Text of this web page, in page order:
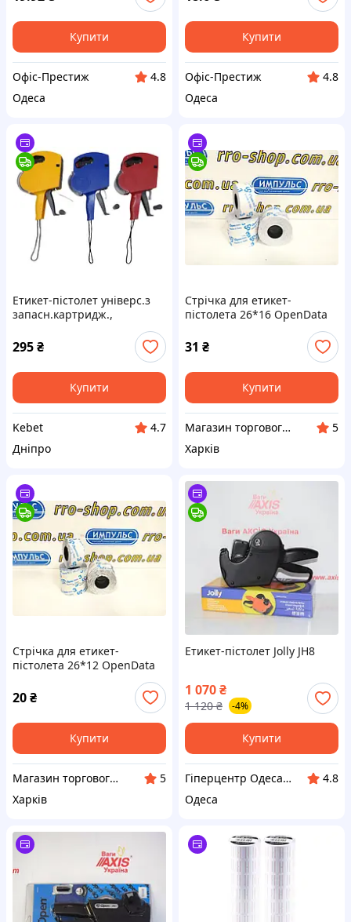
Купити
Офіс-Престиж
4.8
Одеса
BM.281101-12
Купити
Офіс-Престиж
4.8
Одеса
Етикет-пістолет універс.з
запасн.картридж.,
295₴
Купити
Kebet
4.7
Дніпро
Стрічка для етикет-
пістолета 26*16 OpenData
31 ₴
Купити
Магазин торгового, фіскального та банківського обладнання
5
Харків
Стрічка для етикет-
пістолета 26*12 OpenData
20₴
Купити
Магазин торгового, фіскального та банківського обладнання
5
Харків
Етикет-пістолет Jolly JH8
1 070₴
1 120 ₴ -4%
Купити
Гіперцентр Одеса - електроінструмент, такелаж, торгове обладнання
4.8
Одеса